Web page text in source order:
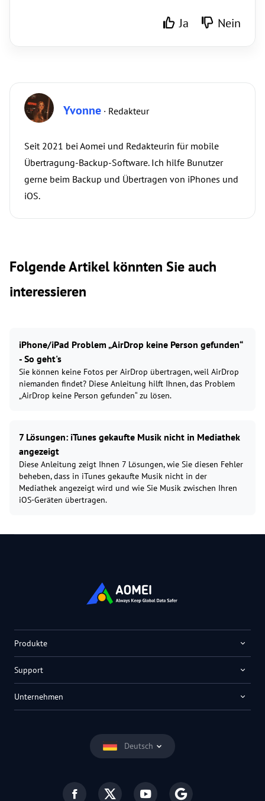
Ja Nein
Yvonne · Redakteur
Seit 2021 bei Aomei und Redakteurin für mobile
Übertragung-Backup-Software. Ich hilfe Bunutzer
gerne beim Backup und Übertragen von iPhones und
iOS.
Folgende Artikel könnten Sie auch
interessieren
iPhone/iPad Problem „AirDrop keine Person gefunden“
- So geht's
Sie können keine Fotos per AirDrop übertragen, weil AirDrop
niemanden findet? Diese Anleitung hilft Ihnen, das Problem
„AirDrop keine Person gefunden“ zu lösen.
7 Lösungen: iTunes gekaufte Musik nicht in Mediathek
angezeigt
Diese Anleitung zeigt Ihnen 7 Lösungen, wie Sie diesen Fehler
beheben, dass in iTunes gekaufte Musik nicht in der
Mediathek angezeigt wird und wie Sie Musik zwischen Ihren
iOS-Geräten übertragen.
Deutsch
Produkte
Support
Unternehmen